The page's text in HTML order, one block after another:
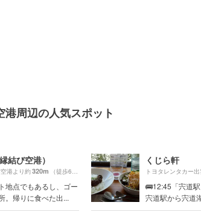
港周辺の人気スポット
結び空港）
港より約320m （徒歩6分）
地点でもあるし、ゴー
。帰りに食べた出...
くじら軒
トヨタレンタカー
🚌12:45「宍道
宍道駅から宍道